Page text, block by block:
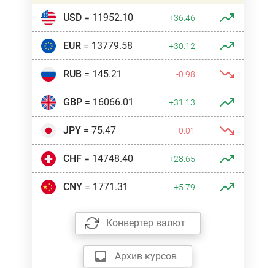
USD= 11952.10 +36.46
EUR= 13779.58 +30.12
RUB= 145.21 -0.98
GBP= 16066.01 +31.13
JPY= 75.47 -0.01
CHF= 14748.40 +28.65
CNY= 1771.31 +5.79
Конвертер валют
Архив курсов